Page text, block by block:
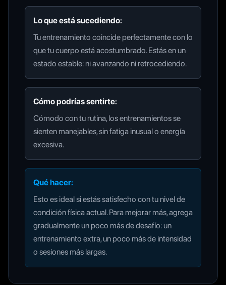
Lo que está sucediendo:
Tu entrenamiento coincide perfectamente con lo
que tu cuerpo está acostumbrado. Estás en un
estado estable: ni avanzando ni retrocediendo.
Cómo podrías sentirte:
Cómodo con tu rutina, los entrenamientos se
sienten manejables, sin fatiga inusual o energía
excesiva.
Qué hacer:
Esto es ideal si estás satisfecho con tu nivel de
condición física actual. Para mejorar más, agrega
gradualmente un poco más de desafío: un
entrenamiento extra, un poco más de intensidad
o sesiones más largas.